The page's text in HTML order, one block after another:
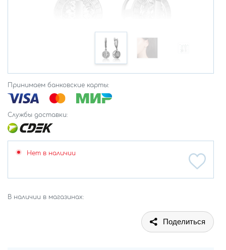
Принимаем банковские карты:
Службы доставки:
Нет в наличии
В наличии в магазинах:
Поделиться